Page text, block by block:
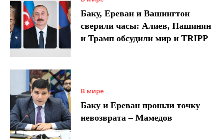
Баку, Ереван и Вашингтон
сверили часы: Алиев, Пашинян
и Трамп обсудили мир и TRIPP
В мире
Баку и Ереван прошли точку
невозврата – Мамедов